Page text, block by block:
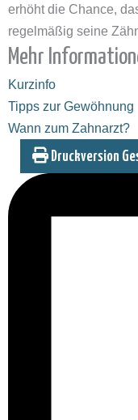
erhöht die Chance,
regelmäßig seine
Mehr
Kurzinfo
Tipps zur Gewöhnung
Wann zum Zahnarzt?
Druckversion